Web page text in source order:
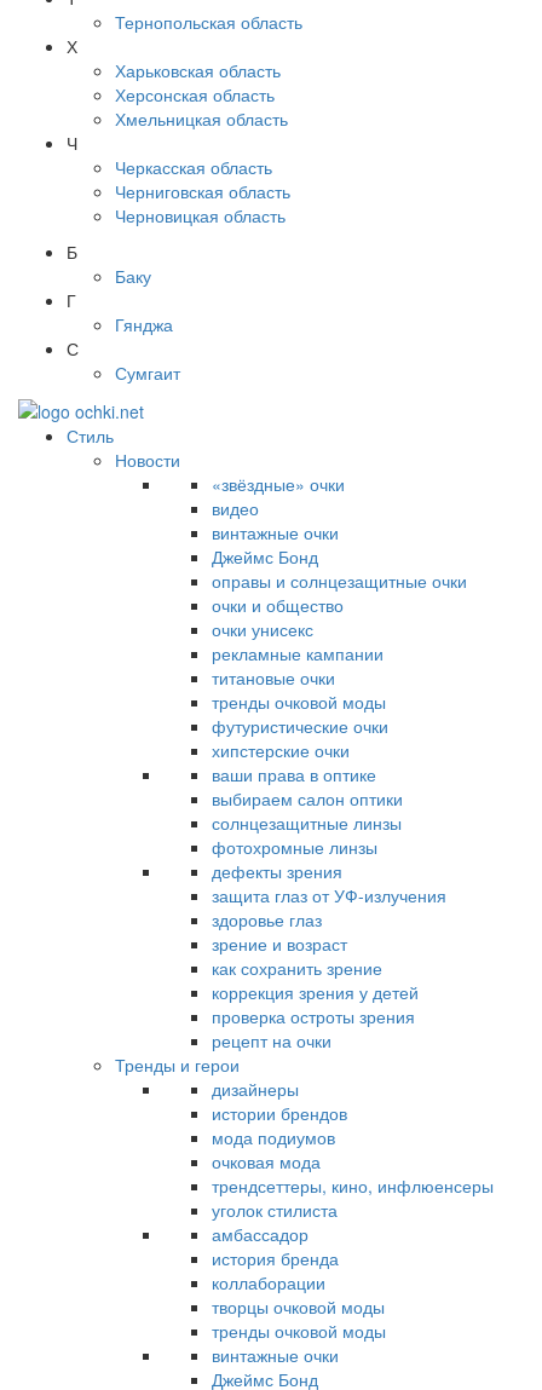
Тернопольская область
Х
Харьковская область
Херсонская область
Хмельницкая область
Ч
Черкасская область
Черниговская область
Черновицкая область
Б
Баку
Г
Гянджа
С
Сумгаит
Стиль
Новости
«звёздные» очки
видео
винтажные очки
Джеймс Бонд
оправы и солнцезащитные очки
очки и общество
очки унисекс
рекламные кампании
титановые очки
тренды очковой моды
футуристические очки
хипстерские очки
ваши права в оптике
выбираем салон оптики
солнцезащитные линзы
фотохромные линзы
дефекты зрения
защита глаз от УФ-излучения
здоровье глаз
зрение и возраст
как сохранить зрение
коррекция зрения у детей
проверка остроты зрения
рецепт на очки
Тренды и герои
дизайнеры
истории брендов
мода подиумов
очковая мода
трендсеттеры, кино, инфлюенсеры
уголок стилиста
амбассадор
история бренда
коллаборации
творцы очковой моды
тренды очковой моды
винтажные очки
Джеймс Бонд